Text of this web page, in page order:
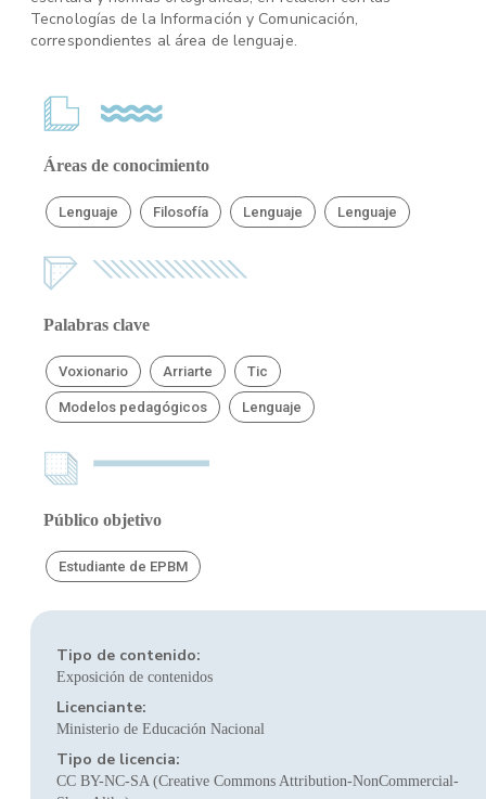
Tecnologías de la Información y Comunicación,
correspondientes al área de lenguaje.
Áreas de conocimiento
Lenguaje Filosofía Lenguaje Lenguaje
Palabras clave
Voxionario Arriarte Tic
Modelos pedagógicos Lenguaje
Público objetivo
Estudiante de EPBM
Tipo de contenido:
Exposición de contenidos
Licenciante:
Ministerio de Educación Nacional
Tipo de licencia:
CC BY-NC-SA (Creative Commons Attribution-NonCommercial-